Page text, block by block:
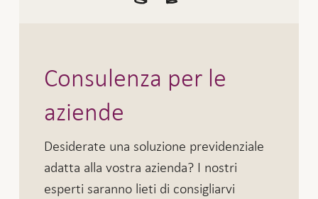
Consulenza per le
aziende
Desiderate una soluzione previdenziale
adatta alla vostra azienda? I nostri
esperti saranno lieti di consigliarvi